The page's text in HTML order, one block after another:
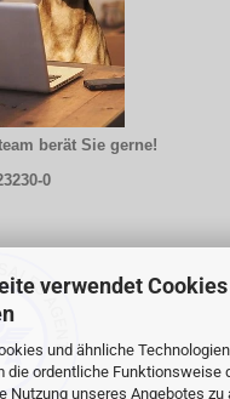
verwendet
und ähnliche
die ordentliche Funktionsweise
Nutzung unseres Angebotes zu
berät Sie gerne!
0